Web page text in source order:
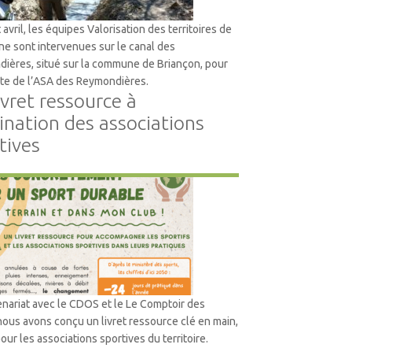
avril, les équipes Valorisation des territoires de
sont intervenues sur le canal des
situé sur la commune de Briançon, pour
de l’ASA des Reymondières.
ressource à
des associations
avec le CDOS et le Le Comptoir des
avons conçu un livret ressource clé en main,
les associations sportives du territoire.